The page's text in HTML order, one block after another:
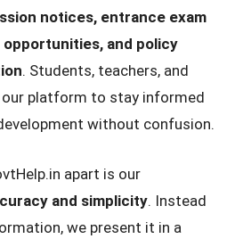
notices, entrance exam
and policy
. Students, teachers, and
our platform to stay informed
without confusion.
apart is our
and simplicity. Instead
we present it in a